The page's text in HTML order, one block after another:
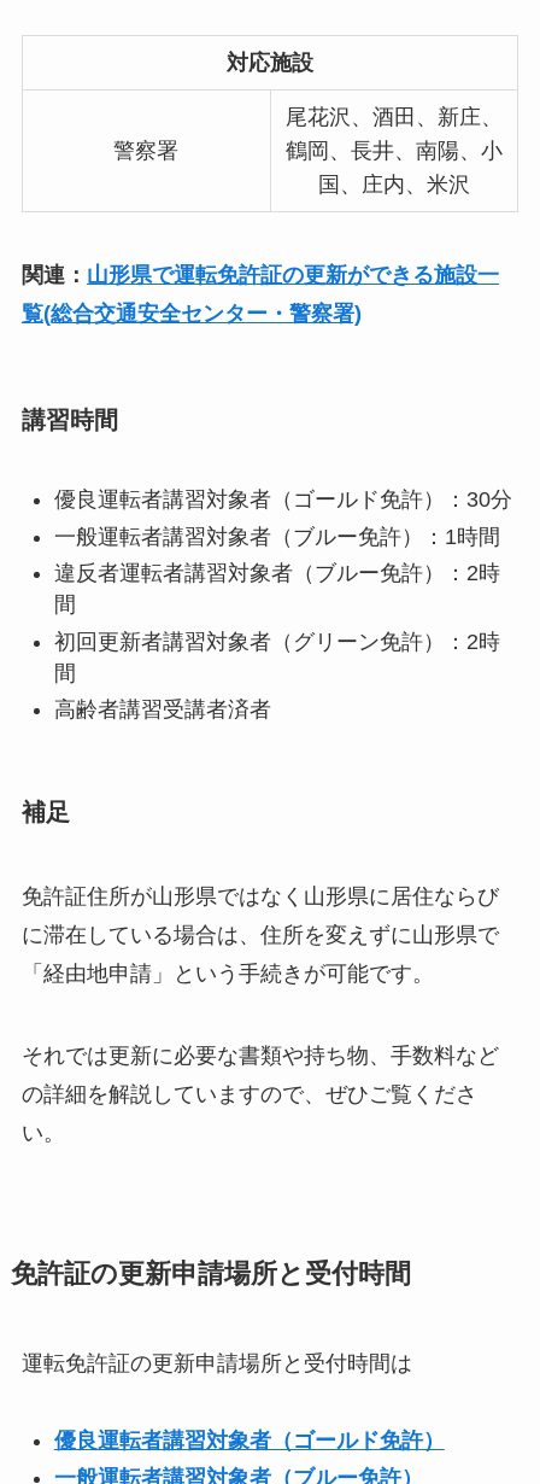
対応施設
警察署
尾花沢、酒田、新庄、
鶴岡、長井、南陽、小
国、庄内、米沢
関連： 山形県で運転免許証の更新ができる施設一
覧(総合交通安全センター・警察署)
講習時間
優良運転者講習対象者（ゴールド免許）：30分
一般運転者講習対象者（ブルー免許）：1時間
違反者運転者講習対象者（ブルー免許）：2時
間
初回更新者講習対象者（グリーン免許）：2時
間
高齢者講習受講者済者
補足
免許証住所が山形県ではなく山形県に居住ならび
に滞在している場合は、住所を変えずに山形県で
「経由地申請」という手続きが可能です。
それでは更新に必要な書類や持ち物、手数料など
の詳細を解説していますので、ぜひご覧くださ
い。
免許証の更新申請場所と受付時間
運転免許証の更新申請場所と受付時間は
優良運転者講習対象者（ゴールド免許）
一般運転者講習対象者（ブルー免許）